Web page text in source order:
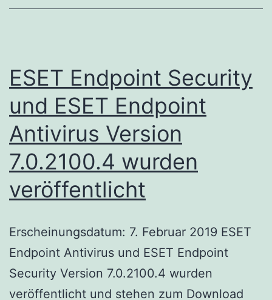
7.1.2045.5
ESET Endpoint Security
und ESET Endpoint
Antivirus Version
7.0.2100.4 wurden
veröffentlicht
Erscheinungsdatum: 7. Februar 2019 ESET
Endpoint Antivirus und ESET Endpoint
Security Version 7.0.2100.4 wurden
veröffentlicht und stehen zum Download